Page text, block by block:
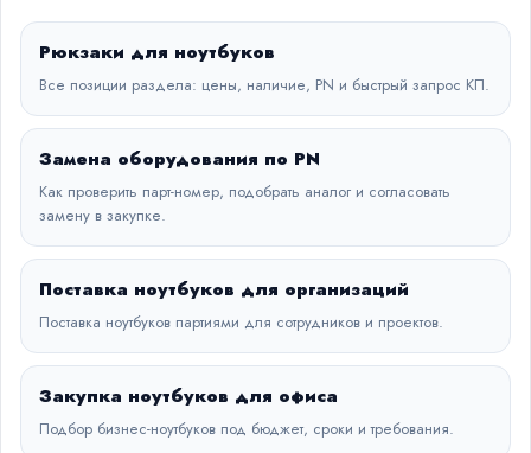
Рюкзаки для ноутбуков
Все позиции раздела: цены, наличие, PN и быстрый запрос КП.
Замена оборудования по PN
Как проверить парт-номер, подобрать аналог и согласовать
замену в закупке.
Поставка ноутбуков для организаций
Поставка ноутбуков партиями для сотрудников и проектов.
Закупка ноутбуков для офиса
Подбор бизнес-ноутбуков под бюджет, сроки и требования.